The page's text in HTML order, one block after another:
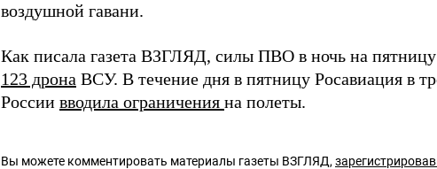
воздушной гавани.
Как писала газета ВЗГЛЯД, силы ПВО в ночь на
123 дрона ВСУ. В течение дня в пятницу Росавиация в
России вводила ограничения на полеты.
Вы можете комментировать материалы газеты ВЗГЛЯД,